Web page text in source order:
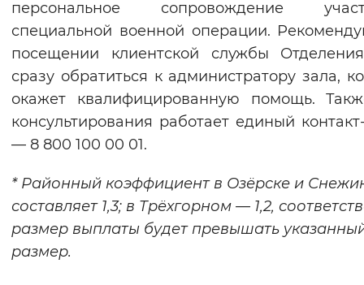
персональное сопровождение
специальной военной операции.
посещении клиентской службы
сразу обратиться к администратору зала,
окажет квалифицированную помощь.
консультирования работает единый
— 8 800 100 00 01.
*Районный коэффициент в Озёрске и
составляет 1,3; в Трёхгорном — 1,2,
размер выплаты будет превышать
размер.